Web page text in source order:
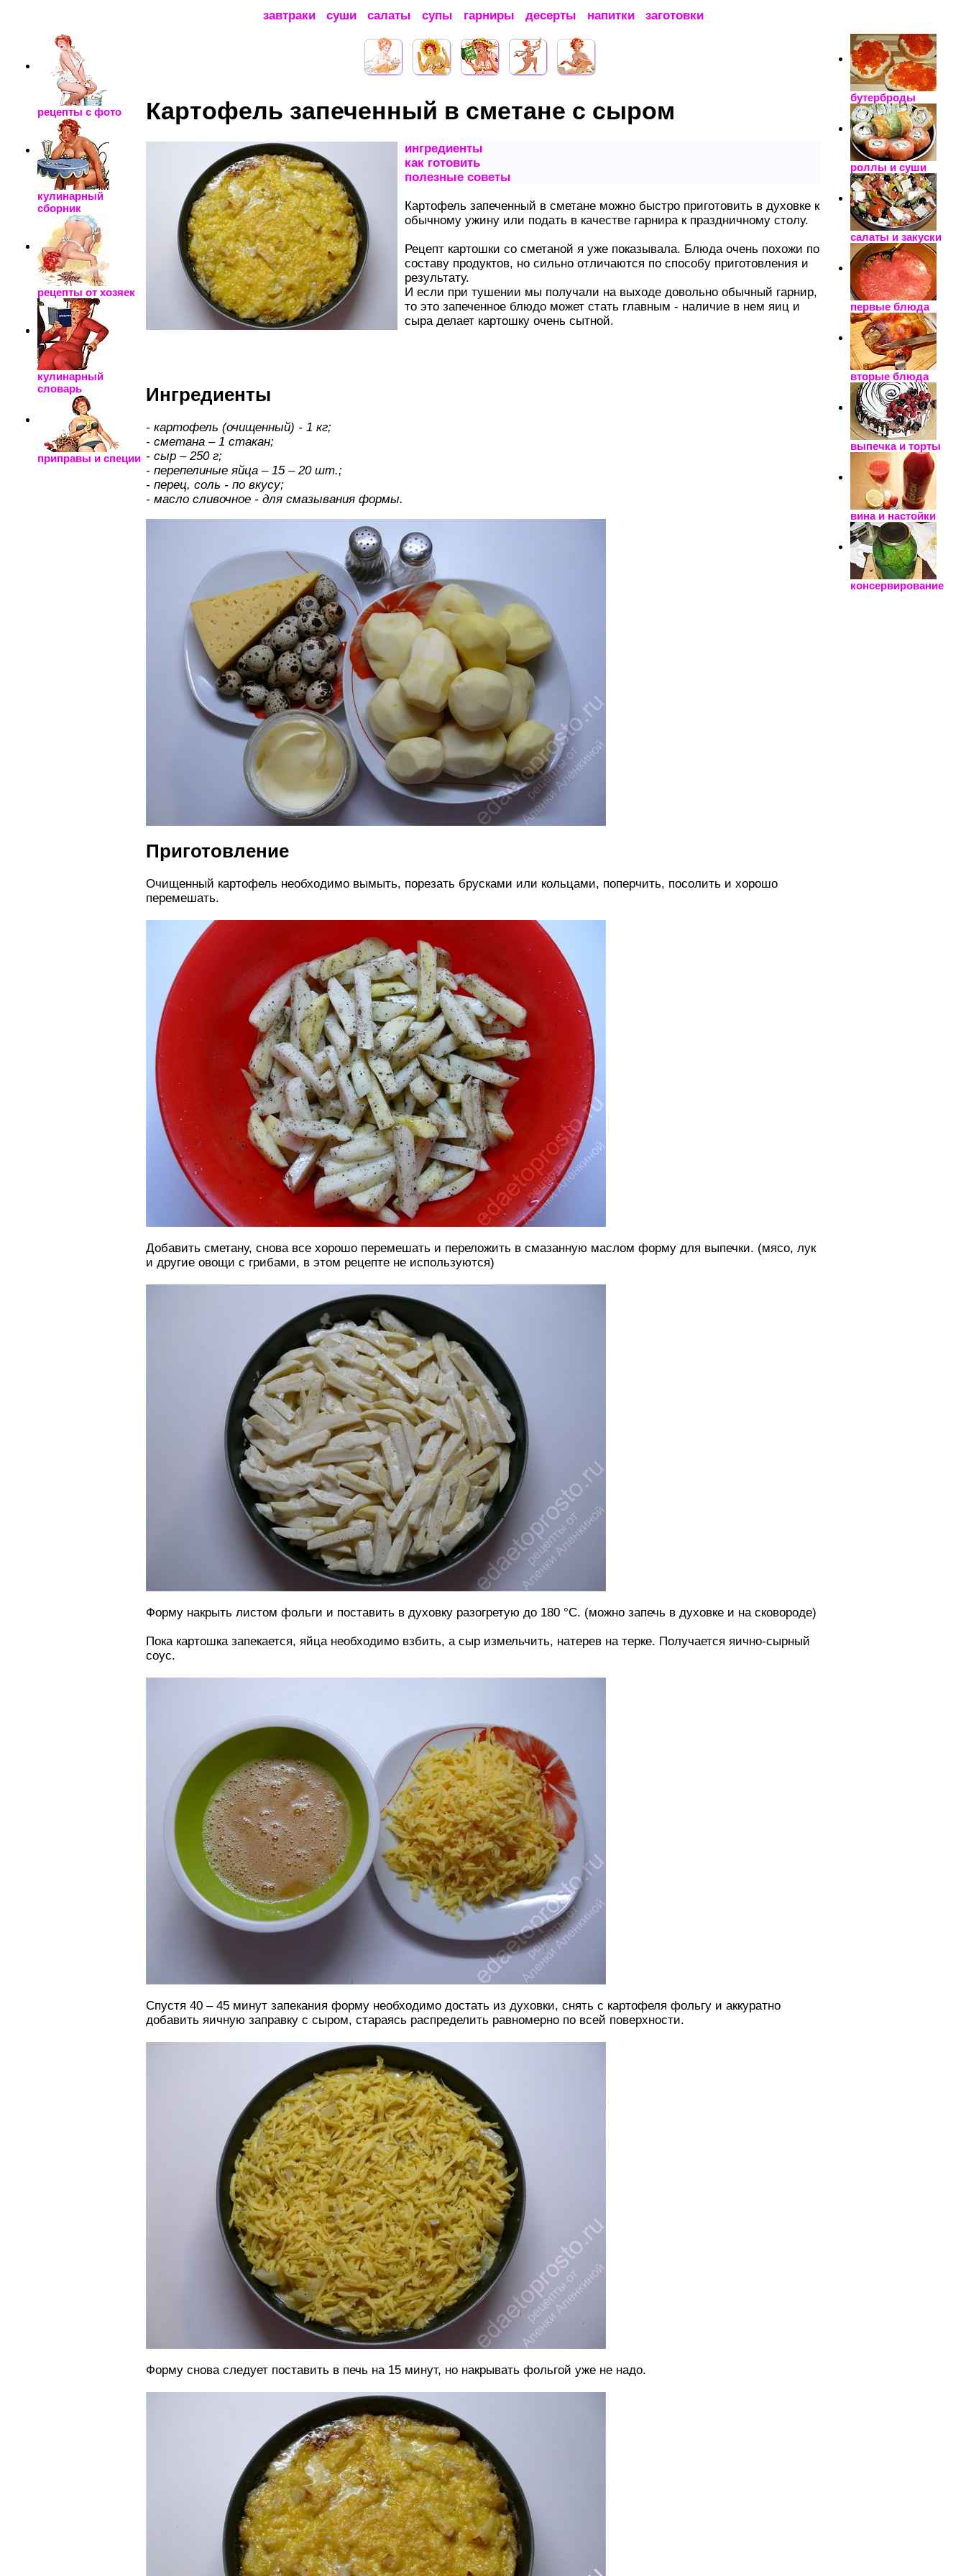
рецепты с фото
кулинарный
сборник
рецепты от хозяек
кулинарный
словарь
приправы и специи
завтраки суши салаты супы гарниры десерты напитки заготовки
Картофель запеченный в сметане с сыром
ингредиенты
как готовить
полезные советы
Картофель запеченный в сметане можно быстро приготовить в духовке к
обычному ужину или подать в качестве гарнира к праздничному столу.
Рецепт картошки со сметаной я уже показывала. Блюда очень похожи по
составу продуктов, но сильно отличаются по способу приготовления и
результату.
И если при тушении мы получали на выходе довольно обычный гарнир,
то это запеченное блюдо может стать главным - наличие в нем яиц и
сыра делает картошку очень сытной.
Ингредиенты
- картофель (очищенный) - 1 кг;
- сметана – 1 стакан;
- сыр – 250 г;
- перепелиные яйца – 15 – 20 шт.;
- перец, соль - по вкусу;
- масло сливочное - для смазывания формы.
Приготовление
Очищенный картофель необходимо вымыть, порезать брусками или кольцами, поперчить, посолить и хорошо
перемешать.
Добавить сметану, снова все хорошо перемешать и переложить в смазанную маслом форму для выпечки. (мясо, лук
и другие овощи с грибами, в этом рецепте не используются)
Форму накрыть листом фольги и поставить в духовку разогретую до 180 °С. (можно запечь в духовке и на сковороде)
Пока картошка запекается, яйца необходимо взбить, а сыр измельчить, натерев на терке. Получается яично-сырный
соус.
Спустя 40 – 45 минут запекания форму необходимо достать из духовки, снять с картофеля фольгу и аккуратно
добавить яичную заправку с сыром, стараясь распределить равномерно по всей поверхности.
Форму снова следует поставить в печь на 15 минут, но накрывать фольгой уже не надо.
бутерброды
роллы и суши
салаты и закуски
первые блюда
вторые блюда
выпечка и торты
вина и настойки
консервирование